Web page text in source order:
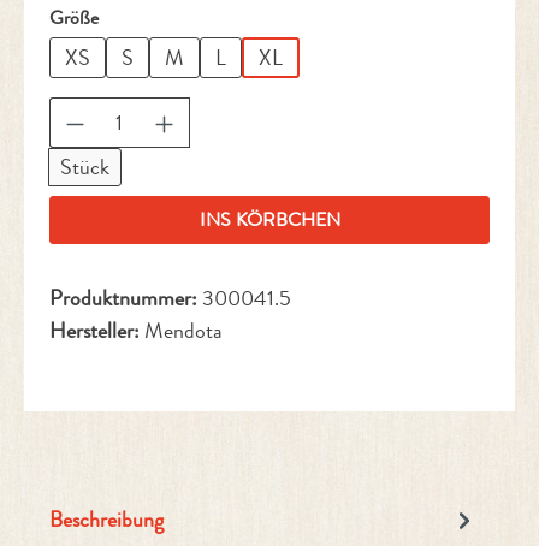
Größeauswählen
XS S M L XL
Produkt Anzahl: Gib den gewünschten Wert
Stück
INS KÖRBCHEN
Produktnummer: 300041.5
Hersteller: Mendota
Beschreibung